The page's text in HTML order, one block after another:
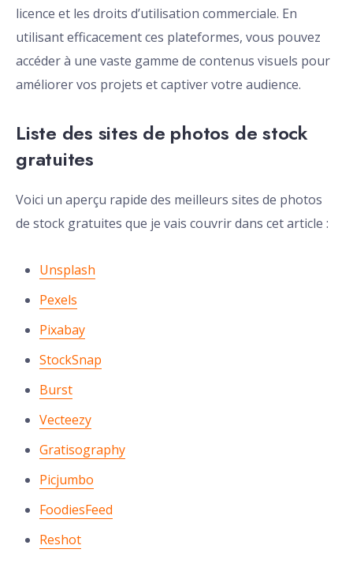
licence et les droits d’utilisation commerciale. En
utilisant efficacement ces plateformes, vous pouvez
accéder à une vaste gamme de contenus visuels pour
améliorer vos projets et captiver votre audience.
Liste des sites de photos de stock
gratuites
Voici un aperçu rapide des meilleurs sites de photos
de stock gratuites que je vais couvrir dans cet article :
Unsplash
Pexels
Pixabay
StockSnap
Burst
Vecteezy
Gratisography
Picjumbo
FoodiesFeed
Reshot